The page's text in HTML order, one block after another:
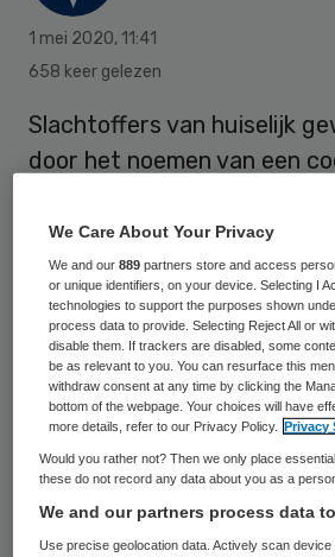
1 mei 2020, 11:41
658 keer gelezen
Slachtoffers van huiselijk
door het noemen van een
hebben. Een apotheker zal
het codewoord
in contact brengen met
Veilig Thuis.
De angst is dat het huiselijk
toenemen, omdat veel
met de maatregelen tegen
thuiszitten, maar daar is
We Care About Your Privacy
We and our889 partners store and access
or unique identifiers, on your device. Selecting I
technologies to support the purposes shown
process data to provide. Selecting Reject All or
disable them. If trackers are disabled, some
be as relevant to you. You can resurface this
withdraw consent at any time by clicking the
bottom of the webpage. Your choices will have
more details, refer to our Privacy Policy.
Privacy
Would you rather not? Then we only place
these do not record any data about you as a
We and our partners process data
Use precise geolocation data. Actively scan